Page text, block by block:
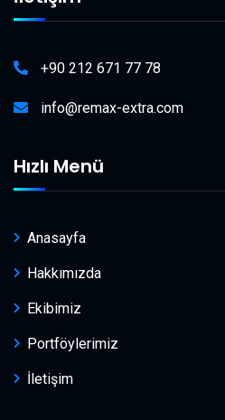
+90 212 671 77 78
info@remax-extra.com
Hızlı Menü
Anasayfa
Hakkımızda
Ekibimiz
Portföylerimiz
İletişim